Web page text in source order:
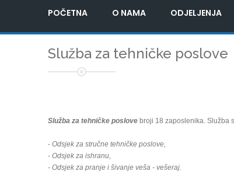
POČETNA O NAMA ODJELJENJA
Služba za tehničke poslove
Služba za tehničke poslove broji 18 zaposlenika. Služba
- Odsjek za stručne tehničke poslove,
- Odsjek za ishranu,
- Odsjek za pranje i šivanje veša - vešeraj.